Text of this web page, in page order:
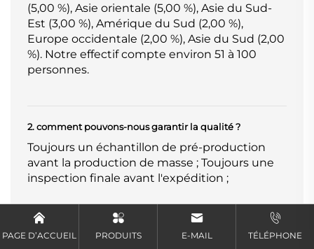
(5,00 %), Asie orientale (5,00 %), Asie du Sud-
Est (3,00 %), Amérique du Sud (2,00 %),
Europe occidentale (2,00 %), Asie du Sud (2,00
%). Notre effectif compte environ 51 à 100
personnes.
2. comment pouvons-nous garantir la qualité ?
Toujours un échantillon de pré-production
avant la production de masse ; Toujours une
inspection finale avant l'expédition ;
3. Que pouvez-vous acheter auprès de nous ?
PAGE D’ACCUEIL PRODUITS E-MAIL TÉLÉPHONE